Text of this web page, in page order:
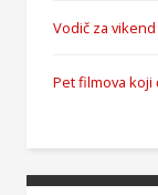
Vodič za
Pet filmova koji